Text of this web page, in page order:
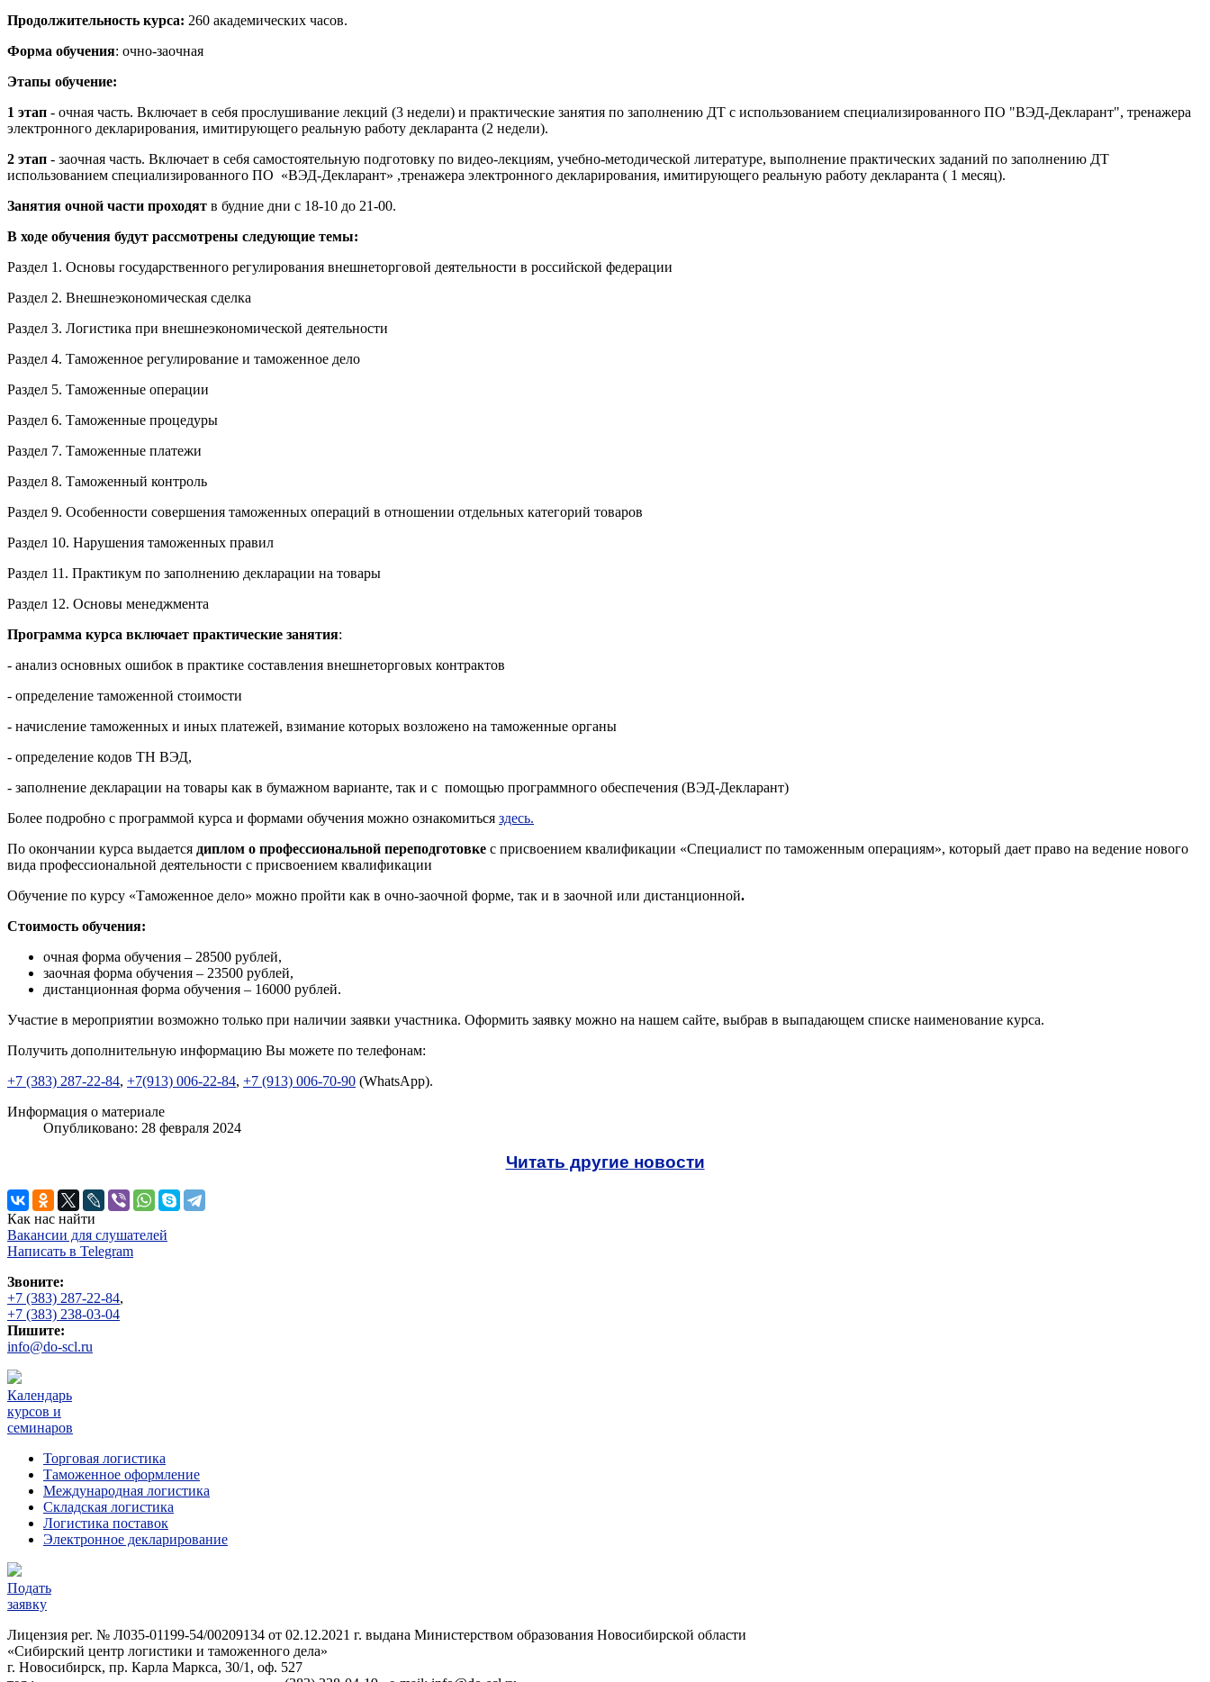
Продолжительность курса: 260 академических часов.
Форма обучения: очно-заочная
Этапы обучение:
1 этап - очная часть. Включает в себя прослушивание лекций (3 недели) и практические занятия по заполнению ДТ с использованием специализированного ПО "ВЭД-Декларант", тренажера
электронного декларирования, имитирующего реальную работу декларанта (2 недели).
2 этап - заочная часть. Включает в себя самостоятельную подготовку по видео-лекциям, учебно-методической литературе, выполнение практических заданий по заполнению ДТ
использованием специализированного ПО «ВЭД-Декларант» ,тренажера электронного декларирования, имитирующего реальную работу декларанта ( 1 месяц).
Занятия очной части проходят в будние дни с 18-10 до 21-00.
В ходе обучения будут рассмотрены следующие темы:
Раздел 1. Основы государственного регулирования внешнеторговой деятельности в российской федерации
Раздел 2. Внешнеэкономическая сделка
Раздел 3. Логистика при внешнеэкономической деятельности
Раздел 4. Таможенное регулирование и таможенное дело
Раздел 5. Таможенные операции
Раздел 6. Таможенные процедуры
Раздел 7. Таможенные платежи
Раздел 8. Таможенный контроль
Раздел 9. Особенности совершения таможенных операций в отношении отдельных категорий товаров
Раздел 10. Нарушения таможенных правил
Раздел 11. Практикум по заполнению декларации на товары
Раздел 12. Основы менеджмента
Программа курса включает практические занятия:
- анализ основных ошибок в практике составления внешнеторговых контрактов
- определение таможенной стоимости
- начисление таможенных и иных платежей, взимание которых возложено на таможенные органы
- определение кодов ТН ВЭД,
- заполнение декларации на товары как в бумажном варианте, так и с помощью программного обеспечения (ВЭД-Декларант)
Более подробно с программой курса и формами обучения можно ознакомиться здесь.
По окончании курса выдается диплом о профессиональной переподготовке с присвоением квалификации «Специалист по таможенным операциям», который дает право на ведение нового
вида профессиональной деятельности с присвоением квалификации
Обучение по курсу «Таможенное дело» можно пройти как в очно-заочной форме, так и в заочной или дистанционной.
Стоимость обучения:
очная форма обучения – 28500 рублей,
заочная форма обучения – 23500 рублей,
дистанционная форма обучения – 16000 рублей.
Участие в мероприятии возможно только при наличии заявки участника. Оформить заявку можно на нашем сайте, выбрав в выпадающем списке наименование курса.
Получить дополнительную информацию Вы можете по телефонам:
+7 (383) 287-22-84, +7(913) 006-22-84, +7 (913) 006-70-90 (WhatsApp).
Информация о материале
Опубликовано: 28 февраля 2024
Читать другие новости
Как нас найти
Вакансии для слушателей
Написать в Telegram
Звоните:
+7 (383) 287-22-84,
+7 (383) 238-03-04
Пишите:
info@do-scl.ru
Календарь
курсов и
семинаров
Торговая логистика
Таможенное оформление
Международная логистика
Складская логистика
Логистика поставок
Электронное декларирование
Подать
заявку
Лицензия рег. № Л035-01199-54/00209134 от 02.12.2021 г. выдана Министерством образования Новосибирской области
«Сибирский центр логистики и таможенного дела»
г. Новосибирск, пр. Карла Маркса, 30/1, оф. 527